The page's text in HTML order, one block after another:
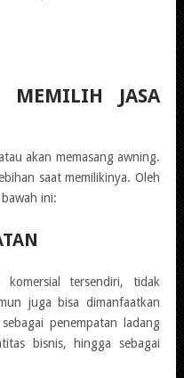
MEMILIH JASA
akan memasang awning.
saat memilikinya. Oleh
ini:
komersial tersendiri, tidak
juga bisa dimanfaatkan
penempatan ladang
bisnis, hingga sebagai